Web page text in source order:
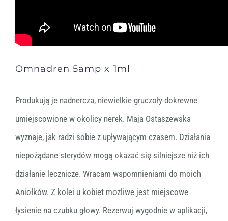
Omnadren 5amp x 1ml
Produkują je nadnercza, niewielkie gruczoły dokrewne
umiejscowione w okolicy nerek. Maja Ostaszewska
wyznaje, jak radzi sobie z upływającym czasem. Działania
niepożądane sterydów mogą okazać się silniejsze niż ich
działanie lecznicze. Wracam wspomnieniami do moich
Aniołków. Z kolei u kobiet możliwe jest miejscowe
łysienie na czubku głowy. Rezerwuj wygodnie w aplikacji,